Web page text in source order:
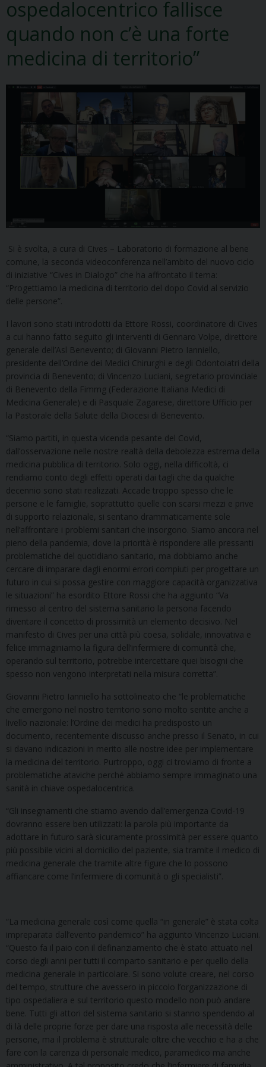
ospedalocentrico fallisce
quando non c’è una forte
medicina di territorio”
Si è svolta, a cura di Cives – Laboratorio di formazione al bene
comune, la seconda videoconferenza nell’ambito del nuovo ciclo
di iniziative “Cives in Dialogo” che ha affrontato il tema:
“Progettiamo la medicina di territorio del dopo Covid al servizio
delle persone”.
I lavori sono stati introdotti da Ettore Rossi, coordinatore di Cives
a cui hanno fatto seguito gli interventi di Gennaro Volpe, direttore
generale dell’Asl Benevento; di Giovanni Pietro Ianniello,
presidente dell’Ordine dei Medici Chirurghi e degli Odontoiatri della
provincia di Benevento; di Vincenzo Luciani, segretario provinciale
di Benevento della Fimmg (Federazione Italiana Medici di
Medicina Generale) e di Pasquale Zagarese, direttore Ufficio per
la Pastorale della Salute della Diocesi di Benevento.
“Siamo partiti, in questa vicenda pesante del Covid,
dall’osservazione nelle nostre realtà della debolezza estrema della
medicina pubblica di territorio. Solo oggi, nella difficoltà, ci
rendiamo conto degli effetti operati dai tagli che da qualche
decennio sono stati realizzati. Accade troppo spesso che le
persone e le famiglie, soprattutto quelle con scarsi mezzi e prive
di supporto relazionale, si sentano drammaticamente sole
nell’affrontare i problemi sanitari che insorgono. Siamo ancora nel
pieno della pandemia, dove la priorità è rispondere alle pressanti
problematiche del quotidiano sanitario, ma dobbiamo anche
cercare di imparare dagli enormi errori compiuti per progettare un
futuro in cui si possa gestire con maggiore capacità organizzativa
le situazioni” ha esordito Ettore Rossi che ha aggiunto “Va
rimesso al centro del sistema sanitario la persona facendo
diventare il concetto di prossimità un elemento decisivo. Nel
manifesto di Cives per una città più coesa, solidale, innovativa e
felice immaginiamo la figura dell’infermiere di comunità che,
operando sul territorio, potrebbe intercettare quei bisogni che
spesso non vengono interpretati nella misura corretta”.
Giovanni Pietro Ianniello ha sottolineato che “le problematiche
che emergono nel nostro territorio sono molto sentite anche a
livello nazionale: l’Ordine dei medici ha predisposto un
documento, recentemente discusso anche presso il Senato, in cui
si davano indicazioni in merito alle nostre idee per implementare
la medicina del territorio. Purtroppo, oggi ci troviamo di fronte a
problematiche ataviche perché abbiamo sempre immaginato una
sanità in chiave ospedalocentrica.
“Gli insegnamenti che stiamo avendo dall’emergenza Covid-19
dovranno essere ben utilizzati: la parola più importante da
adottare in futuro sarà sicuramente prossimità per essere quanto
più possibile vicini al domicilio del paziente, sia tramite il medico di
medicina generale che tramite altre figure che lo possono
affiancare come l’infermiere di comunità o gli specialisti”.
“La medicina generale così come quella “in generale” è stata colta
impreparata dall’evento pandemico” ha aggiunto Vincenzo Luciani.
“Questo fa il paio con il definanziamento che è stato attuato nel
corso degli anni per tutti il comparto sanitario e per quello della
medicina generale in particolare. Si sono volute creare, nel corso
del tempo, strutture che avessero in piccolo l’organizzazione di
tipo ospedaliera e sul territorio questo modello non può andare
bene. Tutti gli attori del sistema sanitario si stanno spendendo al
di là delle proprie forze per dare una risposta alle necessità delle
persone, ma il problema è strutturale oltre che vecchio e ha a che
fare con la carenza di personale medico, paramedico ma anche